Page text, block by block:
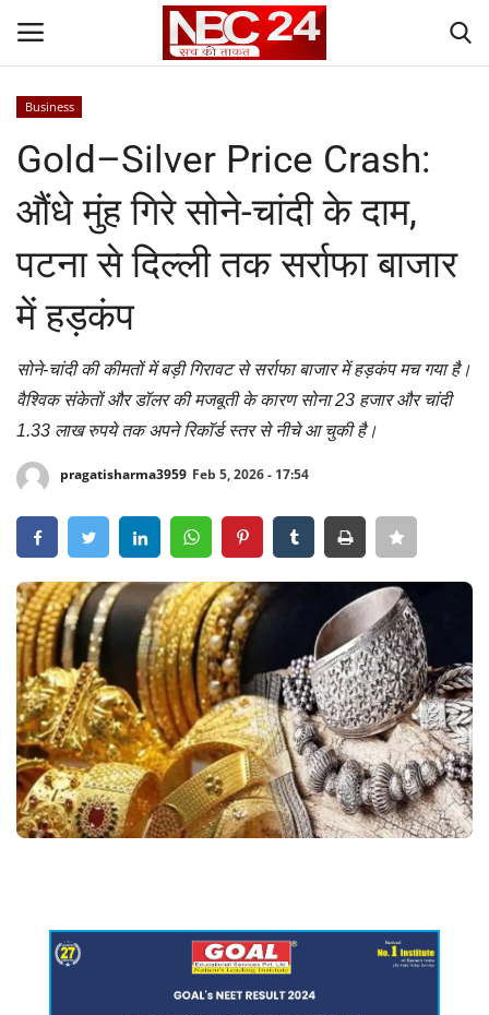
Contact
Gallery
National
World
Politics
Crime
Entertainment
Business
Sports
Lifestyle
Career
Weather
Business
Gold–Silver Price Crash:
औंधे मुंह गिरे सोने-चांदी के दाम,
पटना से दिल्ली तक सर्राफा बाजार
में हड़कंप
सोने-चांदी की कीमतों में बड़ी गिरावट से सर्राफा बाजार में हड़कंप मच गया है।
वैश्विक संकेतों और डॉलर की मजबूती के कारण सोना 23 हजार और चांदी
1.33 लाख रुपये तक अपने रिकॉर्ड स्तर से नीचे आ चुकी है।
pragatisharma3959 Feb 5, 2026 - 17:54